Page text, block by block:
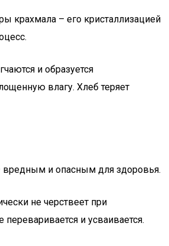
крахмала – его кристаллизацией
и образуется
влагу. Хлеб теряет
вредным и опасным для здоровья.
не черствеет при
и усваивается.